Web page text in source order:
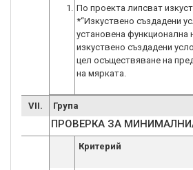
1. По проекта липсват
*“Изкуствено създадени
установена функционална
изкуствено създадени
цел осъществяване на
на мярката.
VII. Група
ПРОВЕРКА ЗА
Критерий